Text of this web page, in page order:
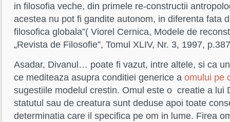
in filosofia veche, din primele re-constructii
acestea nu pot fi gandite autonom, in diferenta fata
filosofica globala”( Viorel Cernica, Modele de
„Revista de Filosofie”, Tomul XLIV, Nr. 3, 1997,
Asadar, Divanul… poate fi vazut, intre altele, si ca
ce mediteaza asupra conditiei generice a omului pe
sugestiile modelul crestin. Omul este o creatie a lui
statutul sau de creatura sunt deduse apoi toate
determinatia care il specifica pe om in lume. Firea